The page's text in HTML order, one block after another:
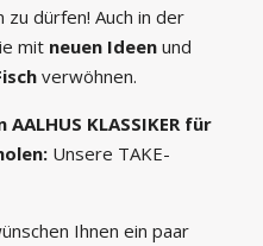
zu dürfen! Auch in der
mit neuen Ideen und
verwöhnen.
KLASSIKER für
Unsere TAKE-
Ihnen ein paar